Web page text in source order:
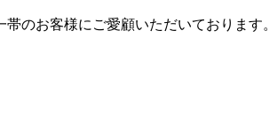
のお客様にご愛顧いただいております。